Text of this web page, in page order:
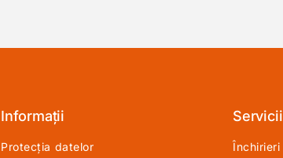
Informații
Protecția datelor
Servicii
Închirieri